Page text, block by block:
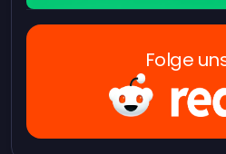
Folge